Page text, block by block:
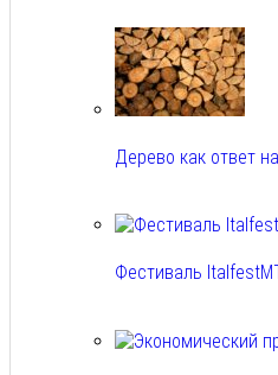
Дерево как ответ
Фестиваль